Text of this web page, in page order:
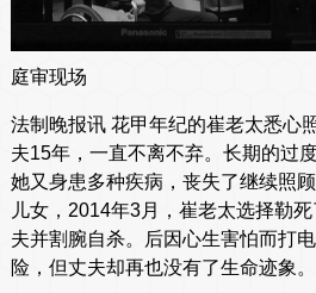
庭审现场
法制晚报讯 花甲年纪的崔老太悉心
夫15年，一直不离不弃。长期的过
她又身患多种疾病，丧失了继续照
儿女，2014年3月，崔老太选择勒
夫并割腕自杀。后因心生害怕而打
险，但丈夫却再也没有了生命迹象。